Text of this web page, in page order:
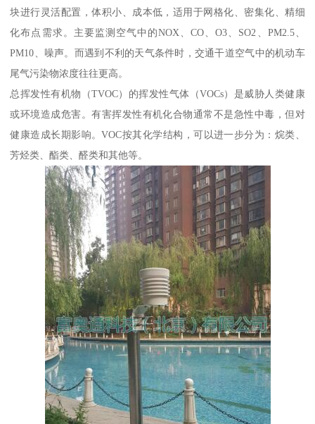
块进行灵活配置，体积小、成本低，适用于网格化、密集化、精细
化布点需求。主要监测空气中的NOX、CO、O3、SO2、PM2.5、
PM10、噪声。而遇到不利的天气条件时，交通干道空气中的机动车
尾气污染物浓度往往更高。
总挥发性有机物（TVOC）的挥发性气体（VOCs）是威胁人类健康
或环境造成危害。有害挥发性有机化合物通常不是急性中毒，但对
健康造成长期影响。VOC按其化学结构，可以进一步分为：烷类、
芳烃类、酯类、醛类和其他等。